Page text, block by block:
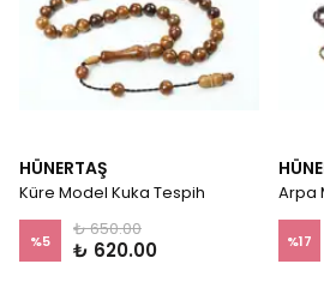
HÜNERTAŞ
Küre Model Kuka Tespih
%5
₺ 650.00
₺ 620.00
Arpa
%17